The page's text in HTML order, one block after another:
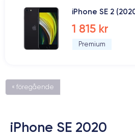
iPhone SE 2
1 815 kr
Premium
« föregående
iPhone SE 2020